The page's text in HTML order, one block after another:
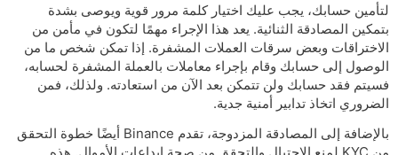
لتأمين حسابك، يجب عليك اختيار كلمة مرور قوية ويوصى بشدة
بتمكين المصادقة الثنائية. يعد هذا الإجراء مهمًا لتكون في مأمن من
الاختراقات وبعض سرقات العملات المشفرة. إذا تمكن شخص ما من
الوصول إلى حسابك وقام بإجراء معاملات بالعملة المشفرة لحسابه،
فسيتم فقد حسابك ولن تتمكن بعد الآن من استعادته. ولذلك، فمن
الضروري اتخاذ تدابير أمنية جدية.
بالإضافة إلى المصادقة المزدوجة، تقدم Binance أيضًا خطوة التحقق